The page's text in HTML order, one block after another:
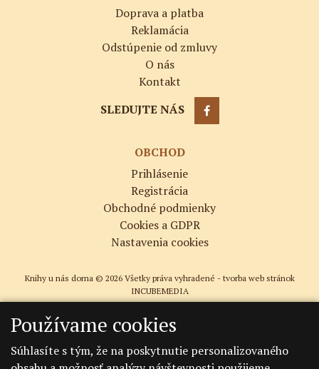
Doprava a platba
Reklamácia
Odstúpenie od zmluvy
O nás
Kontakt
SLEDUJTE NÁS
OBCHOD
Prihlásenie
Registrácia
Obchodné podmienky
Cookies a GDPR
Nastavenia cookies
Knihy u nás doma © 2026 Všetky práva vyhradené - tvorba web stránok
INCUBEMEDIA
Používame cookies
Súhlasíte s tým, že na poskytnutie personalizovaného